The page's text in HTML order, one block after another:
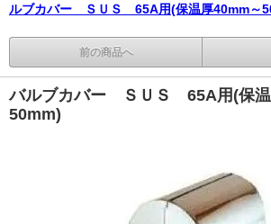
ルブカバー ＳＵＳ 65A用(保温厚40mm～
前の商品へ
バルブカバー ＳＵＳ 65A用(保温
50mm)